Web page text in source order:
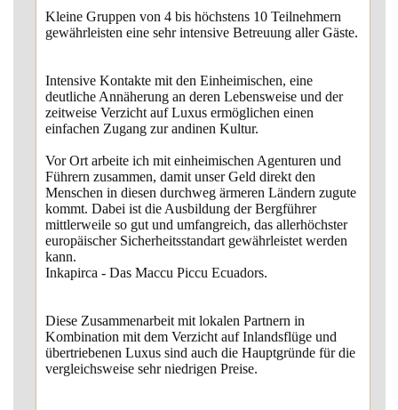
Kleine Gruppen von 4 bis höchstens 10 Teilnehmern
gewährleisten eine sehr intensive Betreuung aller Gäste.
Intensive Kontakte mit den Einheimischen, eine
deutliche Annäherung an deren Lebensweise und der
zeitweise Verzicht auf Luxus ermöglichen einen
einfachen Zugang zur andinen Kultur.
Vor Ort arbeite ich mit einheimischen Agenturen und
Führern zusammen, damit unser Geld direkt den
Menschen in diesen durchweg ärmeren Ländern zugute
kommt. Dabei ist die Ausbildung der Bergführer
mittlerweile so gut und umfangreich, das allerhöchster
europäischer Sicherheitsstandart gewährleistet werden
kann.
Inkapirca - Das Maccu Piccu Ecuadors.
Diese Zusammenarbeit mit lokalen Partnern in
Kombination mit dem Verzicht auf Inlandsflüge und
übertriebenen Luxus sind auch die Hauptgründe für die
vergleichsweise sehr niedrigen Preise.